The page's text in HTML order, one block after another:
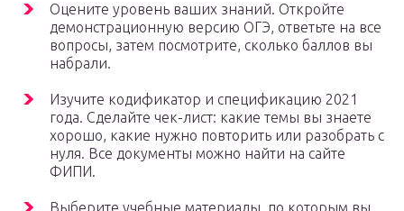
Оцените уровень ваших знаний. Откройте
демонстрационную версию ОГЭ, ответьте на все
вопросы, затем посмотрите, сколько баллов вы
набрали.
Изучите кодификатор и спецификацию 2021
года. Сделайте чек-лист: какие темы вы знаете
хорошо, какие нужно повторить или разобрать с
нуля. Все документы можно найти на сайте
ФИПИ.
Выберите учебные материалы, по которым вы